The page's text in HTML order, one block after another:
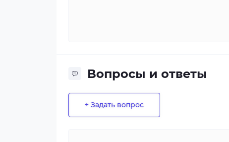
Вопросы и ответы
+ Задать вопрос